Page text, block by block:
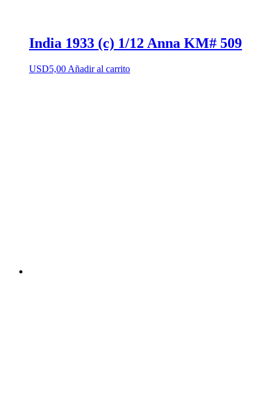
India 1933 (c) 1/12 Anna KM# 509
USD5,00 Añadir al carrito